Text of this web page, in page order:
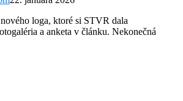
loga, ktoré si STVR dala
a anketa v článku. Nekonečná